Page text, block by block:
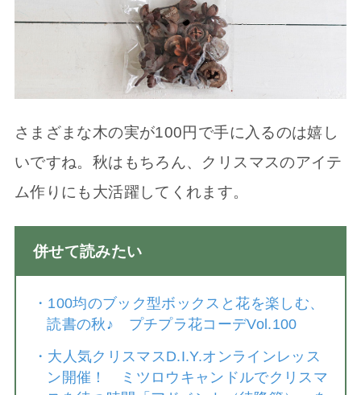
さまざまな木の実が100円で手に入るのは嬉し
いですね。秋はもちろん、クリスマスのアイテ
ム作りにも大活躍してくれます。
併せて読みたい
・ 100均のブック型ボックスと花を楽しむ、
読書の秋♪ プチプラ花コーデVol.100
・ 大人気クリスマスD.I.Y.オンラインレッス
ン開催！ ミツロウキャンドルでクリスマ